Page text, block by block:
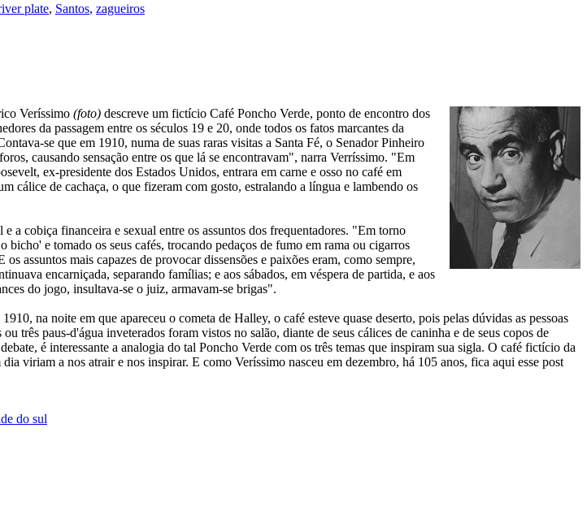
plate, Santos, zagueiros
Veríssimo (foto) descreve um fictício Café Poncho Verde, ponto de encontro dos
da passagem entre os séculos 19 e 20, onde todos os fatos marcantes da
se que em 1910, numa de suas raras visitas a Santa Fé, o Senador Pinheiro
causando sensação entre os que lá se encontravam", narra Verríssimo. "Em
ex-presidente dos Estados Unidos, entrara em carne e osso no café em
cálice de cachaça, o que fizeram com gosto, estralando a língua e lambendo os
a cobiça financeira e sexual entre os assuntos dos frequentadores. "Em torno
bicho' e tomado os seus cafés, trocando pedaços de fumo em rama ou cigarros
assuntos mais capazes de provocar dissensões e paixões eram, como sempre,
encarniçada, separando famílias; e aos sábados, em véspera de partida, e aos
do jogo, insultava-se o juiz, armavam-se brigas".
na noite em que apareceu o cometa de Halley, o café esteve quase deserto, pois pelas dúvidas as pessoas
três paus-d'água inveterados foram vistos no salão, diante de seus cálices de caninha e de seus copos de
é interessante a analogia do tal Poncho Verde com os três temas que inspiram sua sigla. O café fictício da
viriam a nos atrair e nos inspirar. E como Veríssimo nasceu em dezembro, há 105 anos, fica aqui esse post
do sul